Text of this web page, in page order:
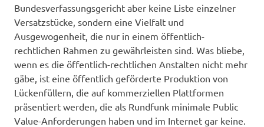
Bundesverfassungsgericht aber keine Liste einzelner
Versatzstücke, sondern eine Vielfalt und
Ausgewogenheit, die nur in einem öffentlich-
rechtlichen Rahmen zu gewährleisten sind. Was bliebe,
wenn es die öffentlich-rechtlichen Anstalten nicht mehr
gäbe, ist eine öffentlich geförderte Produktion von
Lückenfüllern, die auf kommerziellen Plattformen
präsentiert werden, die als Rundfunk minimale Public
Value-Anforderungen haben und im Internet gar keine.